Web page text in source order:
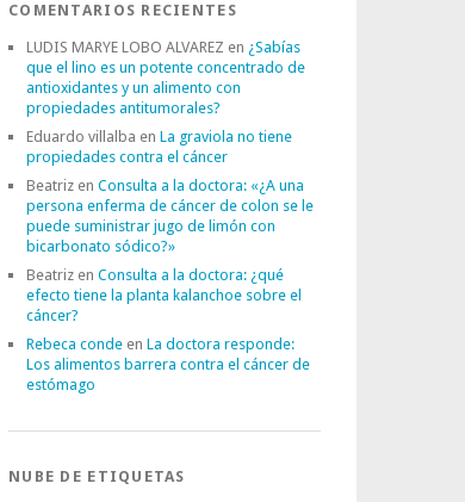
COMENTARIOS RECIENTES
LUDIS MARYE LOBO ALVAREZ en ¿Sabías
que el lino es un potente concentrado de
antioxidantes y un alimento con
propiedades antitumorales?
Eduardo villalba en La graviola no tiene
propiedades contra el cáncer
Beatriz en Consulta a la doctora: «¿A una
persona enferma de cáncer de colon se le
puede suministrar jugo de limón con
bicarbonato sódico?»
Beatriz en Consulta a la doctora: ¿qué
efecto tiene la planta kalanchoe sobre el
cáncer?
Rebeca conde en La doctora responde:
Los alimentos barrera contra el cáncer de
estómago
NUBE DE ETIQUETAS